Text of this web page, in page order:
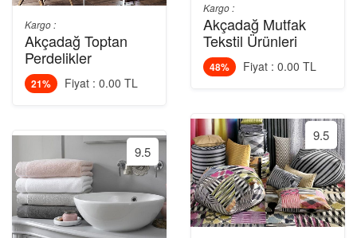
Kargo :
Akçadağ Toptan
Perdelikler
21% Fiyat : 0.00 TL
9.5
Kargo :
Akçadağ Mutfak
Tekstil Ürünleri
48% Fiyat : 0.00 TL
9.5